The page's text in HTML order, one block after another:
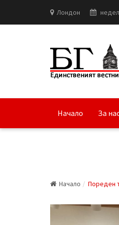
Лондон
Начало За
Начало Пореден